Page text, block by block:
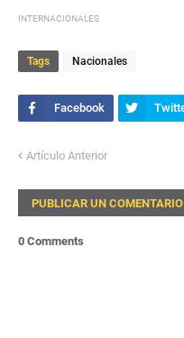
INTERNACIONALES
Tags Nacionales
Artículo Anterior
PUBLICAR UN COMENTARIO
0 Comments